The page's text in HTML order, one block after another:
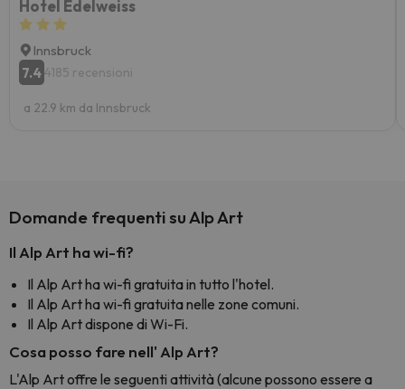
Hotel Edelweiss
Innsbruck
7.44185 recensioni
a 22.9 km da Innsbruck
Domande frequenti su Alp Art
Il Alp Art ha wi-fi?
Il Alp Art ha wi-fi gratuita in tutto l'hotel.
Il Alp Art ha wi-fi gratuita nelle zone comuni.
Il Alp Art dispone di Wi-Fi.
Cosa posso fare nell' Alp Art?
L'Alp Art offre le seguenti attività (alcune possono essere a